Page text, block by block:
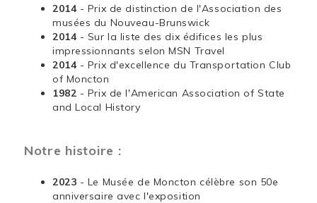
2014 - Prix de distinction de l'Association des
musées du Nouveau-Brunswick
2014 - Sur la liste des dix édifices les plus
impressionnants selon MSN Travel
2014 - Prix d'excellence du Transportation Club
of Moncton
1982 - Prix de l'American Association of State
and Local History
Notre histoire :
2023 - Le Musée de Moncton célèbre son 50e
anniversaire avec l'exposition